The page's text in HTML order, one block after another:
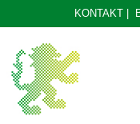
KONTAKT